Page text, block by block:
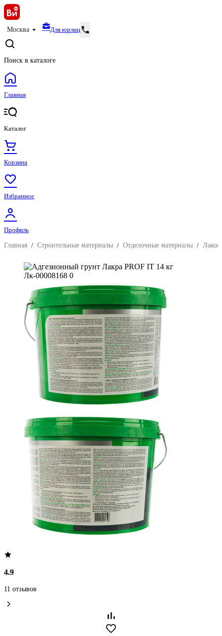
Москва Для юрлиц
Поиск в каталоге
Главная
Каталог
Корзина
Избранное
Профиль
Главная / Строительные материалы / Отделочные материалы /
4.9
11 отзывов